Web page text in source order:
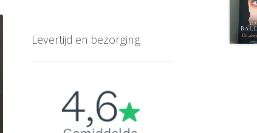
Levertijd en bezorging